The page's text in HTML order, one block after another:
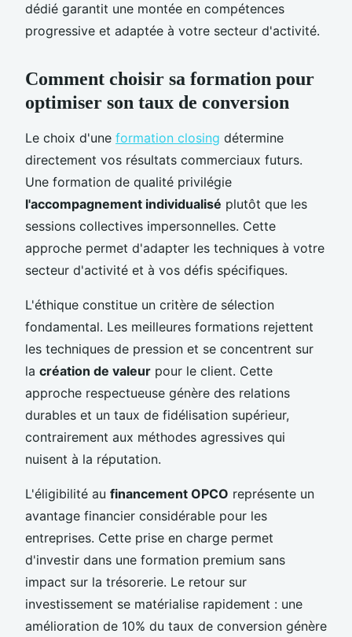
dédié garantit une montée en compétences
progressive et adaptée à votre secteur d'activité.
Comment choisir sa formation pour
optimiser son taux de conversion
Le choix d'une formation closing détermine
directement vos résultats commerciaux futurs.
Une formation de qualité privilégie
l'accompagnement individualisé plutôt que les
sessions collectives impersonnelles. Cette
approche permet d'adapter les techniques à votre
secteur d'activité et à vos défis spécifiques.
L'éthique constitue un critère de sélection
fondamental. Les meilleures formations rejettent
les techniques de pression et se concentrent sur
la création de valeur pour le client. Cette
approche respectueuse génère des relations
durables et un taux de fidélisation supérieur,
contrairement aux méthodes agressives qui
nuisent à la réputation.
L'éligibilité au financement OPCO représente un
avantage financier considérable pour les
entreprises. Cette prise en charge permet
d'investir dans une formation premium sans
impact sur la trésorerie. Le retour sur
investissement se matérialise rapidement : une
amélioration de 10% du taux de conversion génère